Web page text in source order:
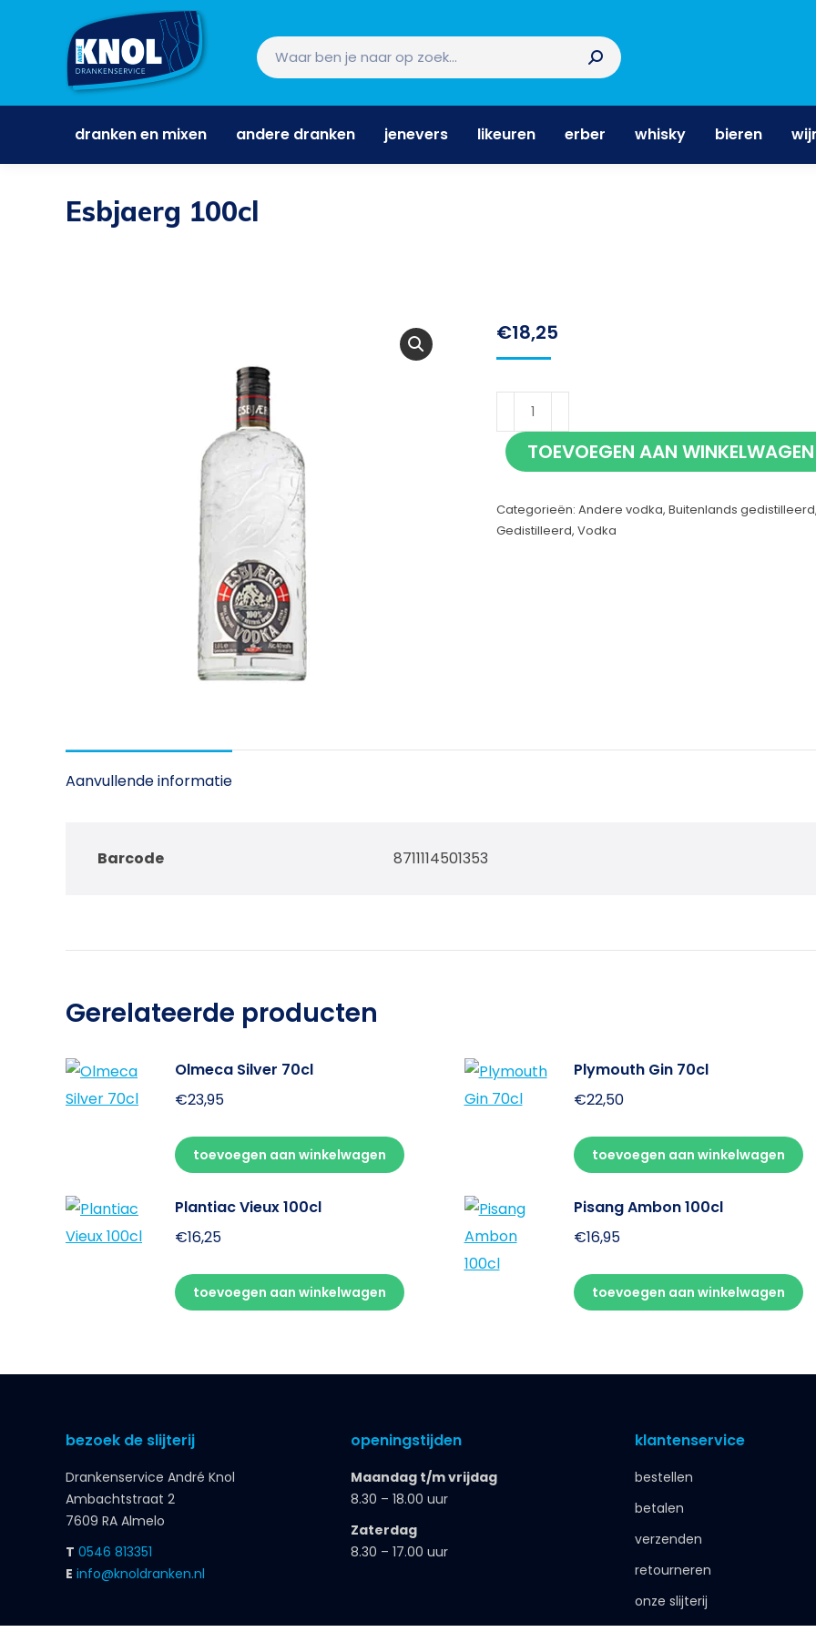
dranken en mixen andere dranken jenevers likeuren erber whisky bieren
Esbjaerg 100cl
€18,25
Esbjaerg
100cl
aantalTOEVOEGEN AAN WINKELWAGEN
Categorieën: Andere vodka, Buitenlands gedistilleerd
Gedistilleerd, Vodka
Aanvullende informatie
Barcode 8711114501353
Gerelateerde producten
Olmeca Silver 70cl
€23,95
toevoegen aan winkelwagen
Plymouth Gin 70cl
€22,50
toevoegen aan winkelwagen
Plantiac Vieux 100cl
€16,25
toevoegen aan winkelwagen
Pisang Ambon 100cl
€16,95
toevoegen aan winkelwagen
bezoek de slijterij
Drankenservice André Knol
Ambachtstraat 2
7609 RA Almelo
T 0546 813351
E info@knoldranken.nl
openingstijden
Maandag t/m vrijdag
8.30 – 18.00 uur
Zaterdag
8.30 – 17.00 uur
klantenservice
bestellen
betalen
verzenden
retourneren
onze slijterij
dranken en mixen